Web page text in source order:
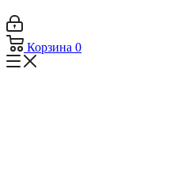
Корзина 0